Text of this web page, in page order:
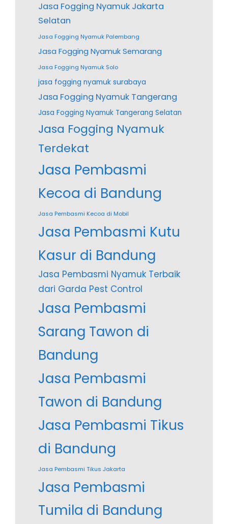
Jasa Fogging Nyamuk Jakarta
Selatan
Jasa Fogging Nyamuk Palembang
Jasa Fogging Nyamuk Semarang
Jasa Fogging Nyamuk Solo
jasa fogging nyamuk surabaya
Jasa Fogging Nyamuk Tangerang
Jasa Fogging Nyamuk Tangerang Selatan
Jasa Fogging Nyamuk
Terdekat
Jasa Pembasmi
Kecoa di Bandung
Jasa Pembasmi Kecoa di Mobil
Jasa Pembasmi Kutu
Kasur di Bandung
Jasa Pembasmi Nyamuk Terbaik
dari Garda Pest Control
Jasa Pembasmi
Sarang Tawon di
Bandung
Jasa Pembasmi
Tawon di Bandung
Jasa Pembasmi Tikus
di Bandung
Jasa Pembasmi Tikus Jakarta
Jasa Pembasmi
Tumila di Bandung